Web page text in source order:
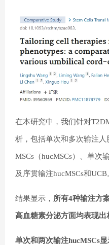
在本研究中，我们针对
析，包括单次和多次输注人
MSCs（hucMSCs）、单次
及序贯输注hucMSCs和UCB
结果显示， 所有4种输注方
高血糖素分泌方面均表现出
单次和两次输注hucMSCs